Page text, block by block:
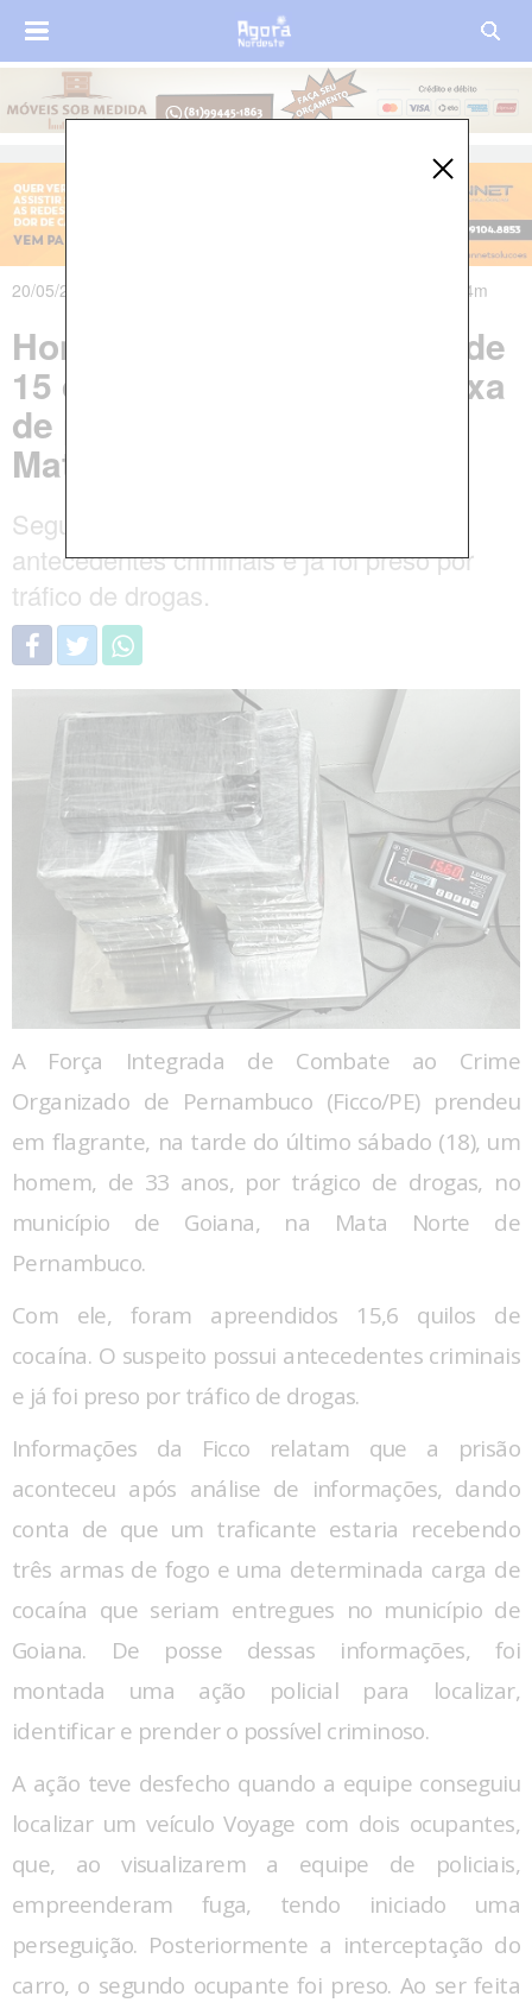
20/05/2024 às 15h03m - Atualizado em 20/05/2024 às 16h44m
Homem é preso com mais de
15 quilos de drogas em caixa
de papelão, em Goiana, na
Mata Norte
Segundo a polícia, suspeito possui
antecedentes criminais e já foi preso por
tráfico de drogas.
A Força Integrada de Combate ao Crime
Organizado de Pernambuco (Ficco/PE) prendeu
em flagrante, na tarde do último sábado (18), um
homem, de 33 anos, por trágico de drogas, no
município de Goiana, na Mata Norte de
Pernambuco.
Com ele, foram apreendidos 15,6 quilos de
cocaína. O suspeito possui antecedentes criminais
e já foi preso por tráfico de drogas.
Informações da Ficco relatam que a prisão
aconteceu após análise de informações, dando
conta de que um traficante estaria recebendo
três armas de fogo e uma determinada carga de
cocaína que seriam entregues no município de
Goiana. De posse dessas informações, foi
montada uma ação policial para localizar,
identificar e prender o possível criminoso.
A ação teve desfecho quando a equipe conseguiu
localizar um veículo Voyage com dois ocupantes,
que, ao visualizarem a equipe de policiais,
empreenderam fuga, tendo iniciado uma
perseguição. Posteriormente a interceptação do
carro, o segundo ocupante foi preso. Ao ser feita